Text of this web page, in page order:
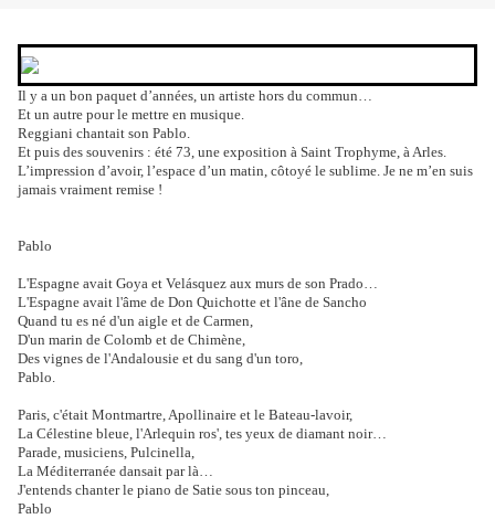
Il y a un bon paquet d’années, un artiste hors du commun…
Et un autre pour le mettre en musique.
Reggiani chantait son Pablo.
Et puis des souvenirs : été 73, une exposition à Saint Trophyme, à Arles.
L’impression d’avoir, l’espace d’un matin, côtoyé le sublime. Je ne m’en suis
jamais vraiment remise !
Pablo
L'Espagne avait Goya et Velásquez aux murs de son Prado…
L'Espagne avait l'âme de Don Quichotte et l'âne de Sancho
Quand tu es né d'un aigle et de Carmen,
D'un marin de Colomb et de Chimène,
Des vignes de l'Andalousie et du sang d'un toro,
Pablo.
Paris, c'était Montmartre, Apollinaire et le Bateau-lavoir,
La Célestine bleue, l'Arlequin ros', tes yeux de diamant noir…
Parade, musiciens, Pulcinella,
La Méditerranée dansait par là…
J'entends chanter le piano de Satie sous ton pinceau,
Pablo